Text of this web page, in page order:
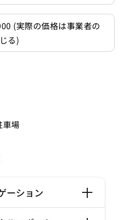
(実際の価格は事業者の
る)
車場
ーション